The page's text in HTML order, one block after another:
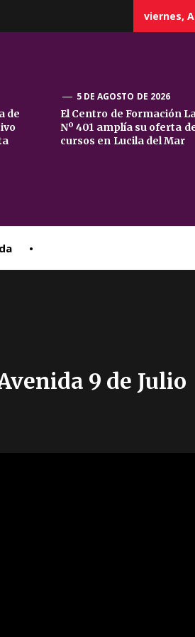
viernes,
de
5 DE AGOSTO DE 2026
El Centro de Formación
Nº 401 amplía su oferta
cursos en Lucila del Mar
•
9 de Julio